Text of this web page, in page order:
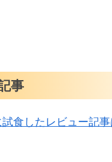
事
食したレビュー記事